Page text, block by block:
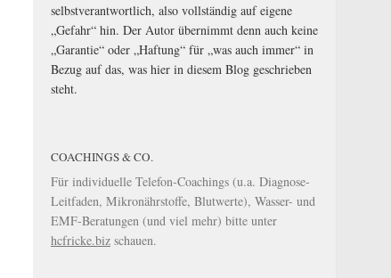
selbstverantwortlich, also vollständig auf eigene
„Gefahr“ hin. Der Autor übernimmt denn auch keine
„Garantie“ oder „Haftung“ für „was auch immer“ in
Bezug auf das, was hier in diesem Blog geschrieben
steht.
COACHINGS & CO.
Für individuelle Telefon-Coachings (u.a. Diagnose-
Leitfaden, Mikronährstoffe, Blutwerte), Wasser- und
EMF-Beratungen (und viel mehr) bitte unter
hcfricke.biz schauen.